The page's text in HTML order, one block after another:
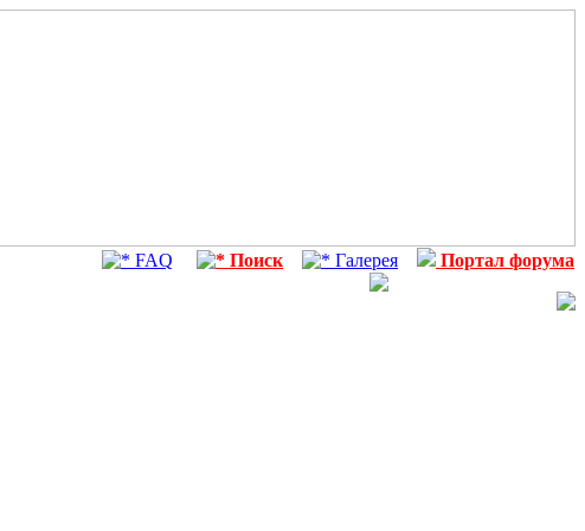
FAQ Поиск Галерея Портал форума